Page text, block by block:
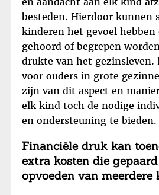
besteden. Hierdoor kunnen
kinderen het gevoel
gehoord of begrepen
drukte van het gezinsleven.
voor ouders in grote
zijn van dit aspect en
elk kind toch de nodige
en ondersteuning te bieden.
Financiële druk kan
extra kosten die
opvoeden van meerdere